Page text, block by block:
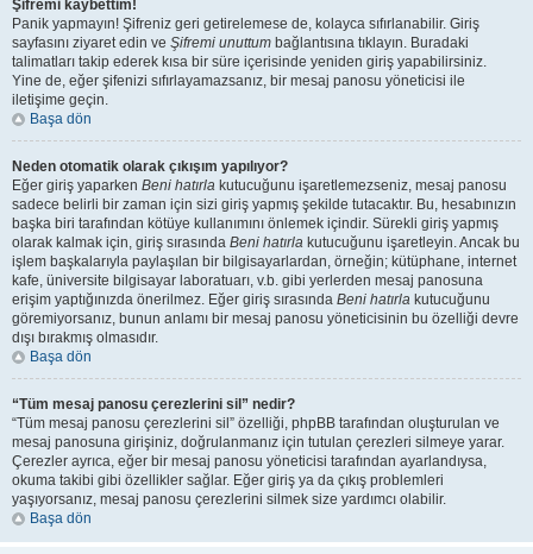
Şifremi kaybettim!
Panik yapmayın! Şifreniz geri getirelemese de, kolayca sıfırlanabilir. Giriş
sayfasını ziyaret edin ve Şifremi unuttum bağlantısına tıklayın. Buradaki
talimatları takip ederek kısa bir süre içerisinde yeniden giriş yapabilirsiniz.
Yine de, eğer şifenizi sıfırlayamazsanız, bir mesaj panosu yöneticisi ile
iletişime geçin.
Başa dön
Neden otomatik olarak çıkışım yapılıyor?
Eğer giriş yaparken Beni hatırla kutucuğunu işaretlemezseniz, mesaj panosu
sadece belirli bir zaman için sizi giriş yapmış şekilde tutacaktır. Bu, hesabınızın
başka biri tarafından kötüye kullanımını önlemek içindir. Sürekli giriş yapmış
olarak kalmak için, giriş sırasında Beni hatırla kutucuğunu işaretleyin. Ancak bu
işlem başkalarıyla paylaşılan bir bilgisayarlardan, örneğin; kütüphane, internet
kafe, üniversite bilgisayar laboratuarı, v.b. gibi yerlerden mesaj panosuna
erişim yaptığınızda önerilmez. Eğer giriş sırasında Beni hatırla kutucuğunu
göremiyorsanız, bunun anlamı bir mesaj panosu yöneticisinin bu özelliği devre
dışı bırakmış olmasıdır.
Başa dön
“Tüm mesaj panosu çerezlerini sil” nedir?
“Tüm mesaj panosu çerezlerini sil” özelliği, phpBB tarafından oluşturulan ve
mesaj panosuna girişiniz, doğrulanmanız için tutulan çerezleri silmeye yarar.
Çerezler ayrıca, eğer bir mesaj panosu yöneticisi tarafından ayarlandıysa,
okuma takibi gibi özellikler sağlar. Eğer giriş ya da çıkış problemleri
yaşıyorsanız, mesaj panosu çerezlerini silmek size yardımcı olabilir.
Başa dön